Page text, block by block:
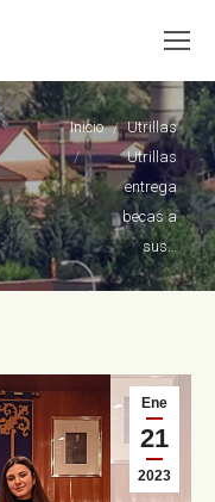
Estás aquí:
Inicio
Utrillas
Utrillas
entrega
becas a
sus…
Ene
21
2023